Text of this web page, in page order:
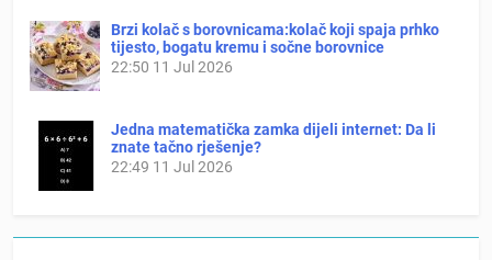
Brzi kolač s borovnicama:kolač koji spaja prhko
tijesto, bogatu kremu i sočne borovnice
22:50 11 Jul 2026
Jedna matematička zamka dijeli internet: Da li
znate tačno rješenje?
22:49 11 Jul 2026